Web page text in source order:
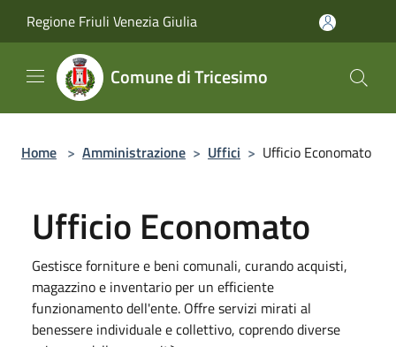
Regione Friuli Venezia Giulia
Comune di Tricesimo
Home > Amministrazione > Uffici > Ufficio Economato
Ufficio Economato
Gestisce forniture e beni comunali, curando acquisti,
magazzino e inventario per un efficiente
funzionamento dell'ente. Offre servizi mirati al
benessere individuale e collettivo, coprendo diverse